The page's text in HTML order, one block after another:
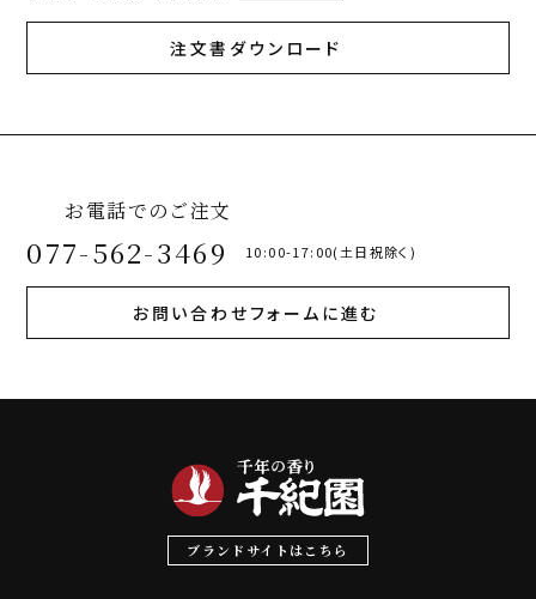
注文書ダウンロード
お電話でのご注文
077-562-3469 10:00-17:00(土日祝除く)
お問い合わせフォームに進む
ブランドサイトはこちら